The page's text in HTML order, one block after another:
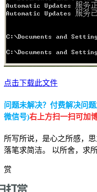
点击下载此文件
问题未解决？付费解决问
微信号)右上方扫一扫可加
所写所说，是心之所感，
落笔求简洁。 以所舍，求
赏